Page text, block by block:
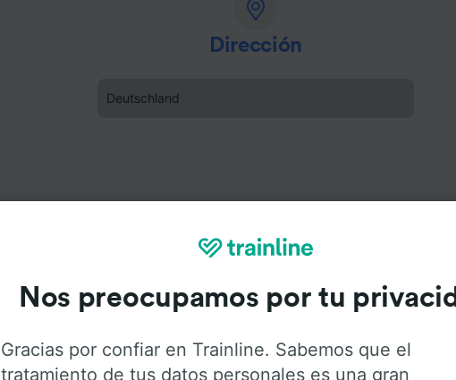
Dirección
Deutschland
Nos preocupamos por tu
Gracias por confiar en Trainline. Sabemos que el
tratamiento de tus datos personales es una gran